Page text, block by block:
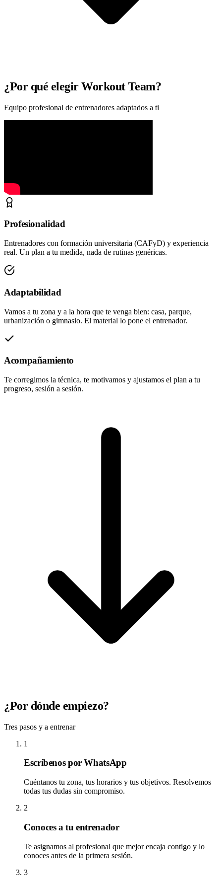
¿Por qué elegir Workout Team?
Equipo profesional de entrenadores adaptados a ti
Profesionalidad
Entrenadores con formación universitaria (CAFyD) y experiencia
real. Un plan a tu medida, nada de rutinas genéricas.
Adaptabilidad
Vamos a tu zona y a la hora que te venga bien: casa, parque,
urbanización o gimnasio. El material lo pone el entrenador.
Acompañamiento
Te corregimos la técnica, te motivamos y ajustamos el plan a tu
progreso, sesión a sesión.
¿Por dónde empiezo?
Tres pasos y a entrenar
1
Escríbenos por WhatsApp
Cuéntanos tu zona, tus horarios y tus objetivos. Resolvemos
todas tus dudas sin compromiso.
2
Conoces a tu entrenador
Te asignamos al profesional que mejor encaja contigo y lo
conoces antes de la primera sesión.
3